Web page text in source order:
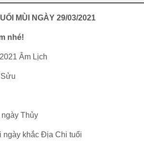
MÙI NGÀY 29/03/2021
nhé!
Âm Lịch
Thủy
ngày khắc Địa Chi tuổi